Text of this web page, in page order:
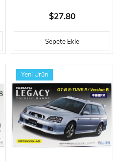
ÖLÇEK, TOYOTA CRESTA
TOURE S, OTOMOBIL PLASTIK
MODEL KITI
$27.80
Sepete Ekle
Yeni Ürün